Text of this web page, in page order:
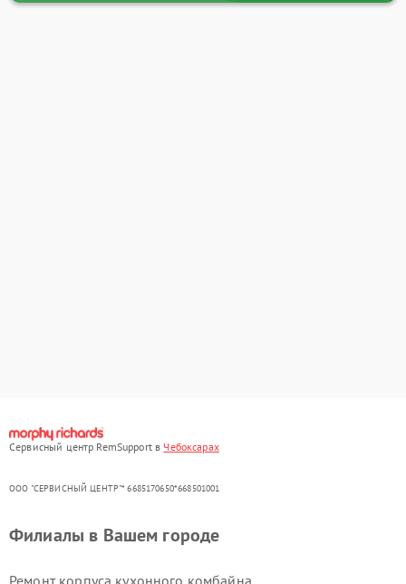
Сервисный центр RemSupport в Чебоксарах
ООО "СЕРВИСНЫЙ ЦЕНТР"* 6685170650*668501001
Филиалы в Вашем городе
Ремонт корпуса кухонного комбайна